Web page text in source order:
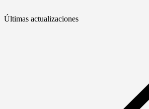
Últimas actualizaciones